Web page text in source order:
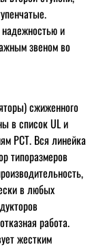
и
звеном во
сжиженного
в список UL и
РСТ. Вся линейка
типоразмеров
в любых
работа.
жестким